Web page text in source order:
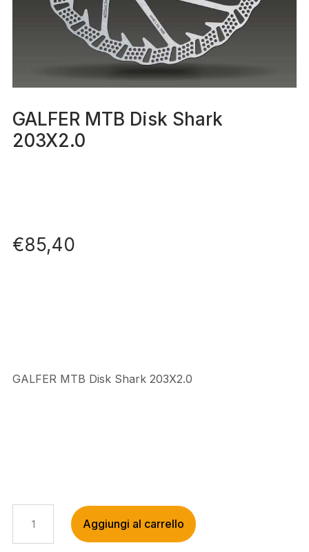
GALFER MTB Disk Shark
203X2.0
€85,40
GALFER MTB Disk Shark 203X2.0
MTB
DISK
Aggiungi al carrello